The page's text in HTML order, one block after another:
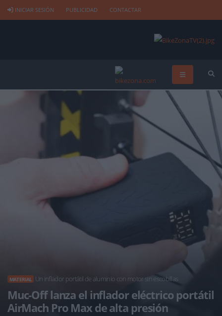
INICIAR SESIÓN PUBLICIDAD CONTACTAR
MATERIAL Un inflador portátil de aluminio con motor sin escobillas
Muc-Off lanza el inflador eléctrico portátil
AirMach Pro Max de alta presión